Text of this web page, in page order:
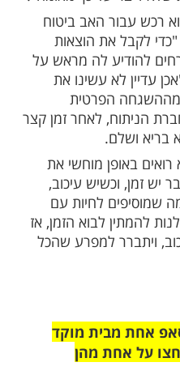
בחוסר אונים?
בשלווה, ולא
מתרעמים ואומרים: "הנה, נגזר עלי לשלם 40,000 דולר
'תקוע' 8 שעות בבית חולים עם ילד
לניתוח. 12:00 בבוקר. הטלפון של האב
הגעתם אל ארצות
האב המופתע,
שהסוכן שהזמין
ביטוחבריאות
על כך מאומה".
האב ביטוח
את הוצאות
לה מראש על
לא עשינו את